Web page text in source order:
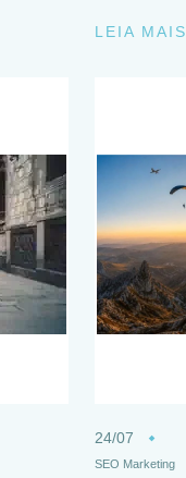
LEIA MAIS
24/07
SEO Marketing